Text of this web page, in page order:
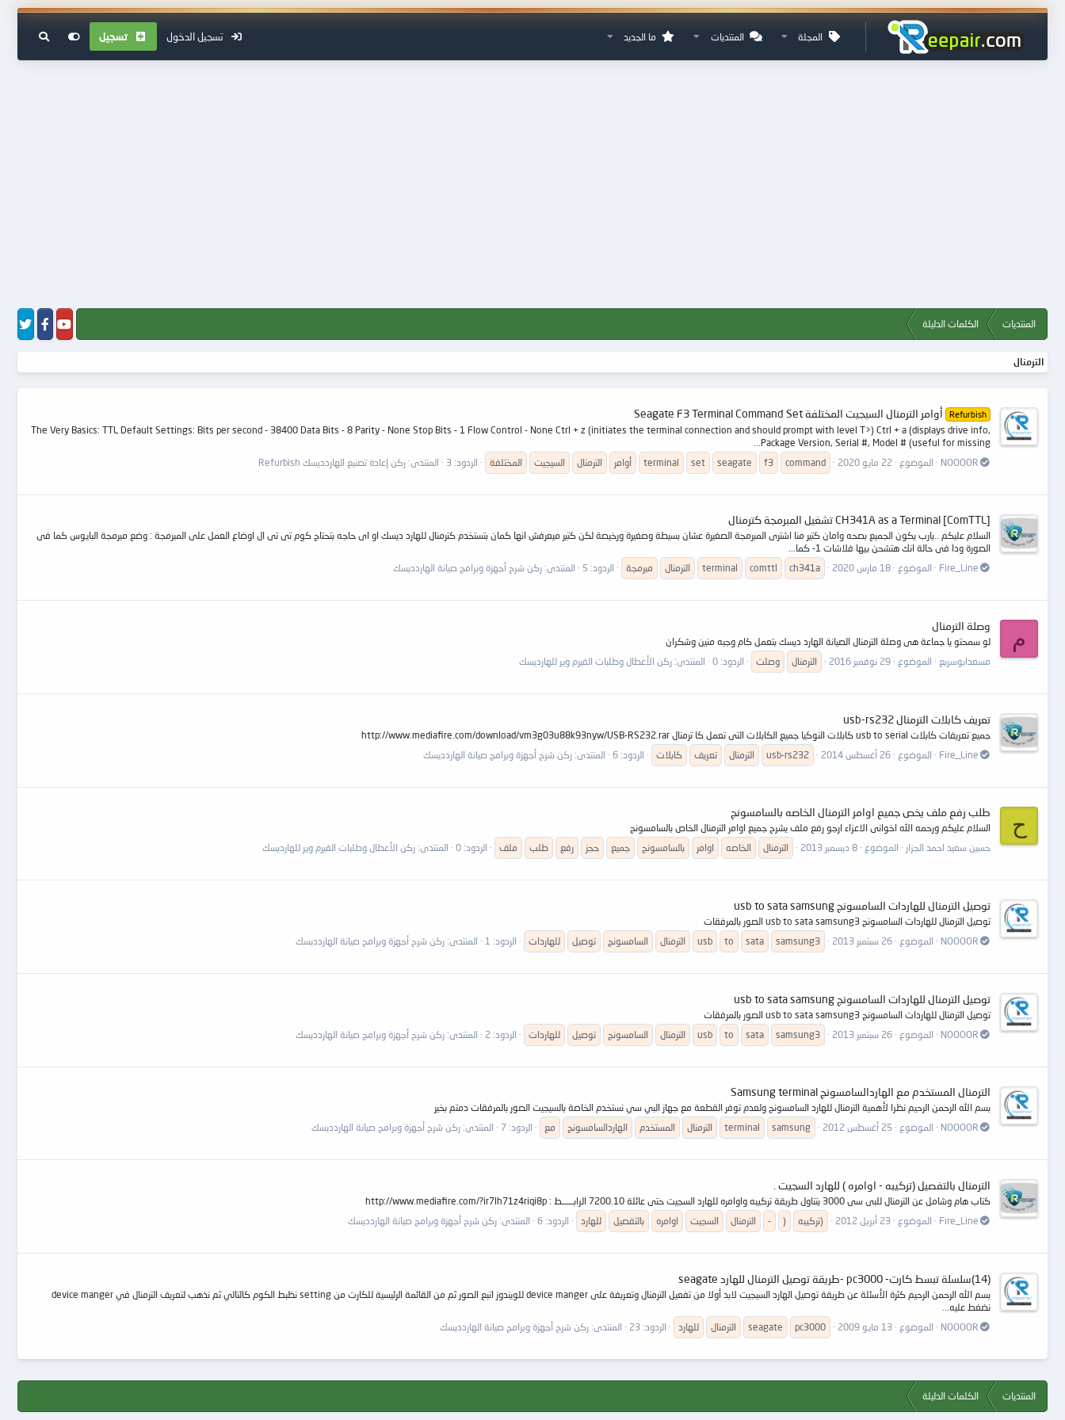
المجلة المنتديات ما الجديد تسجيل الدخول تسجيل
المنتديات الكلمات الدليلة
الترمنال
Refurbish أوامر الترمنال السيجيت المختلفة Seagate F3 Terminal Command Set
The Very Basics: TTL Default Settings: Bits per second - 38400 Data Bits - 8 Parity - None Stop Bits - 1 Flow Control - None Ctrl + z (initiates the terminal connection and should prompt with level T>) Ctrl + a (displays drive info,
Package Version, Serial #, Model # (useful for missing...
NOOOOR
الموضوع 22 مايو 2020 command
f3
seagate
set
terminal أوامر الترمنال السيجيت المختلفة الردود: 3 المنتدى: ركن إعادة تصنيع الهاردديسك Refurbish
CH341A as a Terminal [ComTTL] تشغيل المبرمجة كترمنال
السلام عليكم ..يارب يكون الجميع بصحه وامان كتير منا اشترى المبرمجة الصغيرة عشان بسيطة وصغيرة ورخيصة لكن كتير ميعرفش انها كمان بتستخدم كترمنال للهارد ديسك او اى حاجه بتحتاج كوم تى تى ال اوضاع العمل على المبرمجة : وضع مبرمجة البايوس كما فى
الصورة ودا فى حالة انك هتشحن بيها فلاشات 1- كما...
Fire_Line
الموضوع 18 مارس 2020 ch341a
comttl
terminal الترمنال مبرمجة الردود: 5 المنتدى: ركن شرح أجهزة وبرامج صيانة الهاردديسك
م
وصلة الترمنال
لو سمحتو يا جماعة هى وصلة الترمنال الصيانة الهارد ديسك بتعمل كام وجبه منين وشكران
مسعدابوسريع
الموضوع 29 نوفمبر 2016 الترمنال وصلت الردود: 0 المنتدى: ركن الأعطال وطلبات الفيرم وير للهارديسك
تعريف كابلات الترمنال usb-rs232
جميع تعريفات كابلات usb to serial كابلات النوكيا جميع الكابلات التى تعمل كا ترمنال http://www.mediafire.com/download/vm3g03u88k93nyw/USB-RS232.rar
Fire_Line
الموضوع 26 أغسطس 2014 usb-rs232 الترمنال تعريف كابلات الردود: 6 المنتدى: ركن شرح أجهزة وبرامج صيانة الهاردديسك
ح
طلب رفع ملف يخص جميع اوامر الترمنال الخاصه بالسامسونج
السلام عليكم ورحمه الله اخوانى الاعزاء ارجو رفع ملف يشرح جميع اوامر الترمنال الخاص بالسامسونج
حسين سعيد احمد الجزار
الموضوع 8 ديسمبر 2013 الترمنال الخاصه اوامر بالسامسونج جميع حجز رفع طلب ملف الردود: 0 المنتدى: ركن الأعطال وطلبات الفيرم وير للهارديسك
توصيل الترمنال للهاردات السامسونج usb to sata samsung
توصيل الترمنال للهاردات السامسونج usb to sata samsung3 الصور بالمرفقات
NOOOOR
الموضوع 26 سبتمبر 2013 samsung3
sata
to
usb الترمنال السامسونج توصيل للهاردات الردود: 1 المنتدى: ركن شرح أجهزة وبرامج صيانة الهاردديسك
توصيل الترمنال للهاردات السامسونج usb to sata samsung
توصيل الترمنال للهاردات السامسونج usb to sata samsung3 الصور بالمرفقات
NOOOOR
الموضوع 26 سبتمبر 2013 samsung3
sata
to
usb الترمنال السامسونج توصيل للهاردات الردود: 2 المنتدى: ركن شرح أجهزة وبرامج صيانة الهاردديسك
الترمنال المستخدم مع الهاردالسامسونج Samsung terminal
بسم الله الرحمن الرحيم نظرا لأهمية الترمنال للهارد السامسونج ولعدم توفر القطعة مع جهاز البي سي نستخدم الخاصة بالسيجيت الصور بالمرفقات دمتم بخير
NOOOOR
الموضوع 25 أغسطس 2012 samsung
terminal الترمنال المستخدم الهاردالسامسونج مع الردود: 7 المنتدى: ركن شرح أجهزة وبرامج صيانة الهاردديسك
الترمنال بالتفصيل (تركيبه - اوامره ) للهارد السجيت .
كتاب هام وشامل عن الترمنال للبى سى 3000 يتناول طريقة تركيبه واوامره للهارد السجيت حتى عائلة 7200.10 الرابـــــط : http://www.mediafire.com/?ir7lh71z4riqi8p
Fire_Line
الموضوع 23 أبريل 2012 (تركيبه )
- الترمنال السجيت اوامره بالتفصيل للهارد الردود: 6 المنتدى: ركن شرح أجهزة وبرامج صيانة الهاردديسك
(14)سلسلة تبسط كارت- pc3000 -طريقة توصيل الترمنال للهارد seagate
بسم الله الرحمن الرحيم كثرة الأسئلة عن طريقة توصيل الهارد السيجيت لابد أولا من تفعيل الترمنال وتعريفة على device manger للويندوز اتبع الصور ثم من القائمة الرئيسية للكارت من setting نظبط الكوم كالتالي ثم نذهب لتعريف الترمنال في device manger
نضغط عليه...
NOOOOR
الموضوع 13 مايو 2009 pc3000
seagate الترمنال للهارد الردود: 23 المنتدى: ركن شرح أجهزة وبرامج صيانة الهاردديسك
المنتديات الكلمات الدليلة